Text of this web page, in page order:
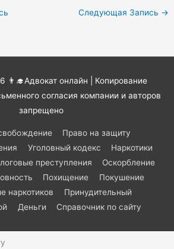
Следующая Запись →
👨‍🎓Адвокат онлайн | Копирование
согласия компании и авторов
запрещено
Право на защиту
Уголовный кодекс
Наркотики
преступления
Оскорбление
Похищение
Покушение
наркотиков
Принудительный
Деньги Справочник по сайту